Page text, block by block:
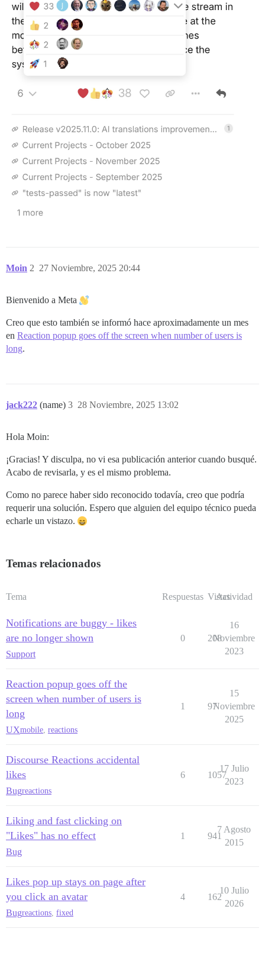
Moin 27 Noviembre, 2025 20:44
2
Bienvenido a Meta
Creo que esto también se informó hace aproximadamente un mes
en Reaction popup goes off the screen when number of users is
long.
jack222 (name) 28 Noviembre, 2025 13:02
3
Hola Moin:
¡Gracias! Y disculpa, no vi esa publicación anterior cuando busqué.
Acabo de revisarla, y es el mismo problema.
Como no parece haber sido reconocido todavía, creo que podría
requerir una solución. Espero que alguien del equipo técnico pueda
echarle un vistazo.
Temas relacionados
Tema Respuestas Vistas
Actividad
Notifications are buggy - likes
are no longer shown
Support
0 208
16
Noviembre
2023
Reaction popup goes off the
screen when number of users is
long
UXmobile, reactions
1 97
15
Noviembre
2025
Discourse Reactions accidental
likes
Bugreactions
6 1057
17 Julio
2023
Liking and fast clicking on
"Likes" has no effect
Bug
1 941
7 Agosto
2015
Likes pop up stays on page after
you click an avatar
Bugreactions, fixed
4 162
10 Julio
2026